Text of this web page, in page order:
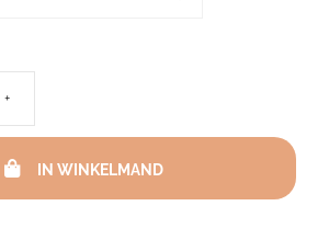
molton
+
IN WINKELMAND